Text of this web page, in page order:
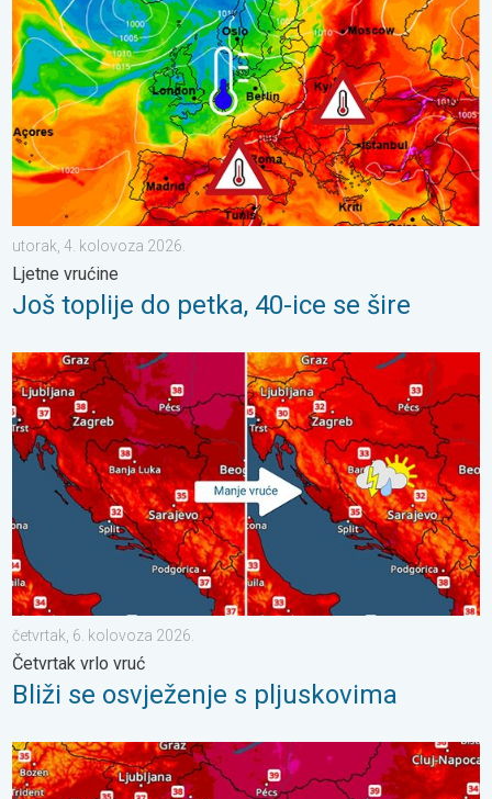
utorak, 4. kolovoza 2026.
Ljetne vrućine
Još toplije do petka, 40-ice se šire
Bliži se osvježenje s pljuskovima. Četvrtak vrlo vruć. . .
četvrtak, 6. kolovoza 2026.
Četvrtak vrlo vruć
Bliži se osvježenje s pljuskovima
Još malo toplije, do kada?. Lokalno 40-ice. . . nedjelja, 2.